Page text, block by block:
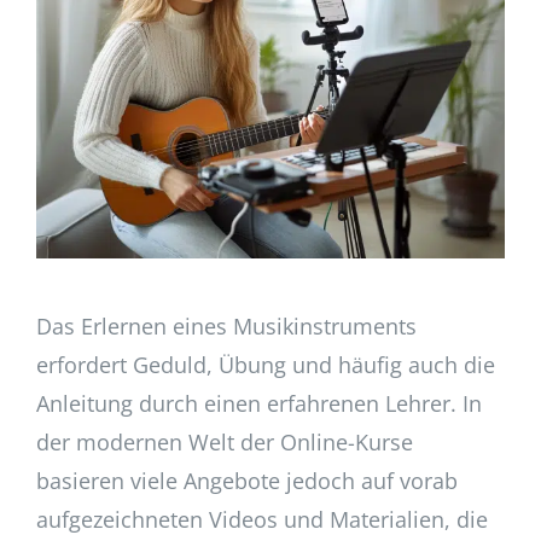
Das Erlernen eines Musikinstruments
erfordert Geduld, Übung und häufig auch die
Anleitung durch einen erfahrenen Lehrer. In
der modernen Welt der Online-Kurse
basieren viele Angebote jedoch auf vorab
aufgezeichneten Videos und Materialien, die